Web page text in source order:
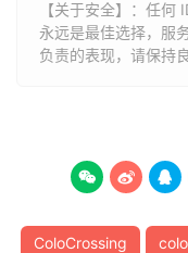
【关于安全】：任
永远是最佳选择，服
负责的表现，请保持
  
ColoCrossing